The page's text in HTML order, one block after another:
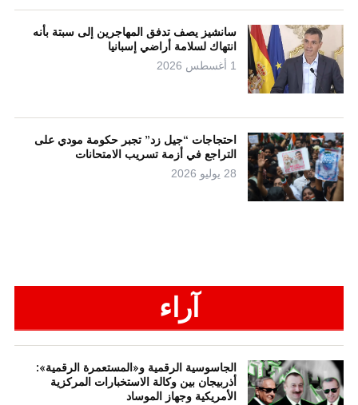
سانشيز يصف تدفق المهاجرين إلى سبتة بأنه
انتهاك لسلامة أراضي إسبانيا
1 أغسطس 2026
احتجاجات “جيل زد” تجبر حكومة مودي على
التراجع في أزمة تسريب الامتحانات
28 يوليو 2026
آراء
الجاسوسية الرقمية و«المستعمرة الرقمية»:
أذربيجان بين وكالة الاستخبارات المركزية
الأمريكية وجهاز الموساد